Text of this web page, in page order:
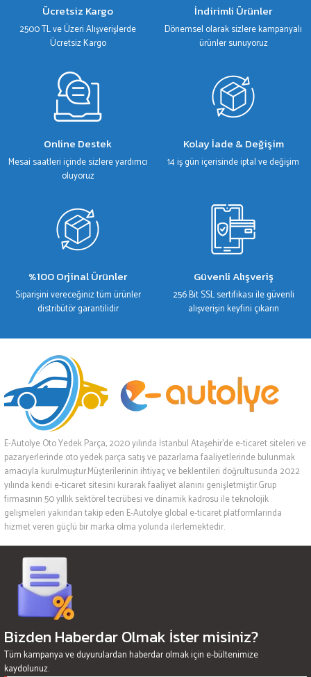
Ürün fiyatı diğer sitelerden daha pahalı.
Bu ürüne benzer farklı alternatifler olmalı.
Ücretsiz Kargo
2500 TL ve Üzeri Alışverişlerde
Ücretsiz Kargo
İndirimli Ürünler
Dönemsel olarak sizlere kampanyalı
ürünler sunuyoruz
Online Destek
Mesai saatleri içinde sizlere yardımcı
oluyoruz
Kolay İade & Değişim
14 iş gün içerisinde iptal ve değişim
%100 Orjinal Ürünler
Siparişini vereceğiniz tüm ürünler
distribütör garantilidir
Güvenli Alışveriş
256 Bit SSL sertifikası ile güvenli
alışverişin keyfini çıkarın
E-Autolye Oto Yedek Parça, 2020 yılında İstanbul Ataşehir’de e-ticaret siteleri ve
pazaryerlerinde oto yedek parça satış ve pazarlama faaliyetlerinde bulunmak
amacıyla kurulmuştur.Müşterilerinin ihtiyaç ve beklentileri doğrultusunda 2022
yılında kendi e-ticaret sitesini kurarak faaliyet alanını genişletmiştir.Grup
firmasının 50 yıllık sektörel tecrübesi ve dinamik kadrosu ile teknolojik
gelişmeleri yakından takip eden E-Autolye global e-ticaret platformlarında
hizmet veren güçlü bir marka olma yolunda ilerlemektedir.
Bizden Haberdar Olmak İster misiniz?
Tüm kampanya ve duyurulardan haberdar olmak için e-bültenimize
kaydolunuz.